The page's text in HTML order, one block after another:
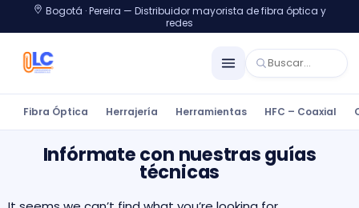
Bogotá · Pereira — Distribuidor mayorista de fibra óptica y
redes
Fibra Óptica Herrajería Herramientas HFC – Coaxial
Infórmate con nuestras guías
técnicas​